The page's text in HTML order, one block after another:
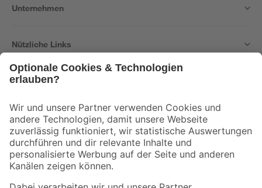
Unternehmen
Nützliche Links
Der toom Newsletter: Keine Angebote und Aktionen mehr verpassen!
Zur Newsletter Anmeldung
Folge uns